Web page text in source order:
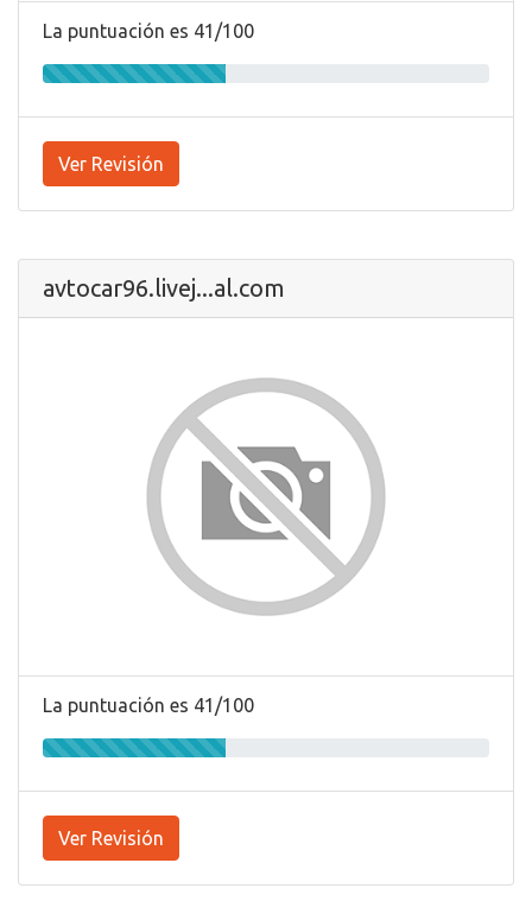
La puntuación es 41/100
Ver Revisión
avtocar96.livej...al.com
La puntuación es 41/100
Ver Revisión